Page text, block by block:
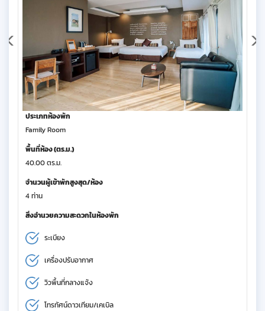
ประเภทห้องพัก
Family Room
พื้นที่ห้อง (ตร.ม.)
40.00 ตร.ม.
จำนวนผู้เข้าพักสูงสุด/ห้อง
4 ท่าน
สิ่งอำนวยความสะดวกในห้องพัก
ระเบียง
เครื่องปรับอากาศ
วิวพื้นที่กลางแจ้ง
โทรทัศน์ดาวเทียม/เคเบิล